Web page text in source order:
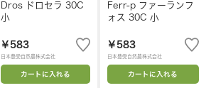
Dros ドロセラ 30C
小
￥583
日本豊受自然農株式会社
カートに入れる
Ferr-p ファーランフ
ォス 30C 小
￥583
日本豊受自然農株式会社
カートに入れる